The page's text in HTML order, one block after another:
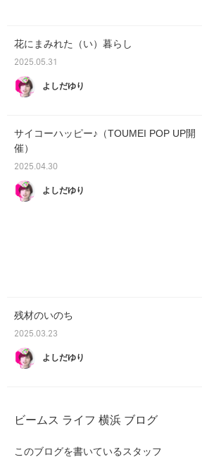
花にまみれた（い）暮らし
2025.05.31
よしだゆり
サイコーハッピー♪（TOUMEI POP UP開
催）
2025.04.30
よしだゆり
残材のいのち
2025.03.23
よしだゆり
ビームス ライフ 横浜 ブログ
このブログを書いているスタッフ